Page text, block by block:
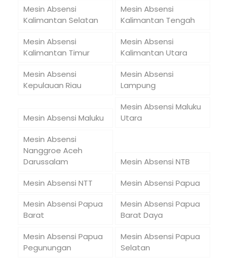
Mesin Absensi
Kalimantan Selatan
Mesin Absensi
Kalimantan Tengah
Mesin Absensi
Kalimantan Timur
Mesin Absensi
Kalimantan Utara
Mesin Absensi
Kepulauan Riau
Mesin Absensi
Lampung
Mesin Absensi Maluku
Mesin Absensi Maluku
Utara
Mesin Absensi
Nanggroe Aceh
Darussalam
Mesin Absensi NTB
Mesin Absensi NTT
Mesin Absensi Papua
Mesin Absensi Papua
Barat
Mesin Absensi Papua
Barat Daya
Mesin Absensi Papua
Pegunungan
Mesin Absensi Papua
Selatan